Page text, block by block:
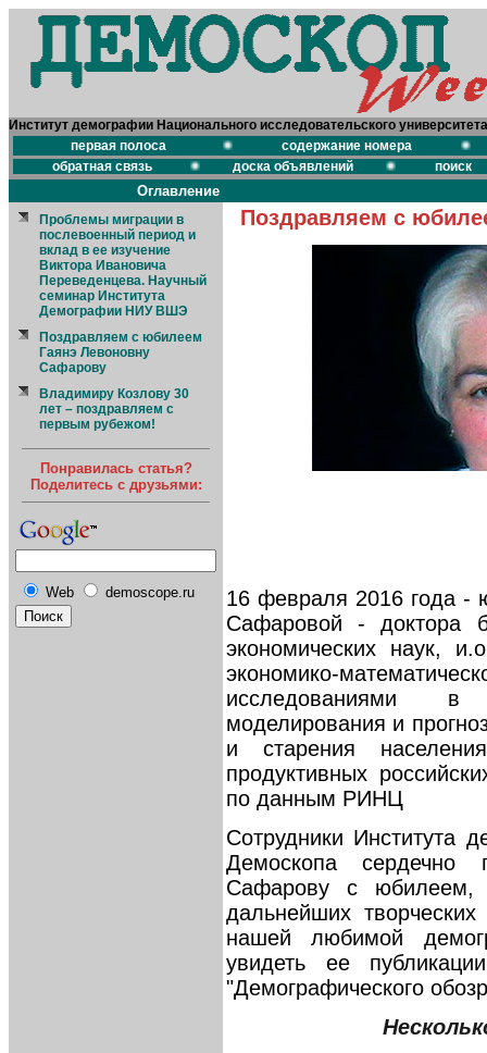
Институт демографии Национального исследовательского
первая полоса
содержание номера
обратная связь
доска объявлений поиск
Оглавление
Проблемы миграции в
послевоенный период и
вклад в ее изучение
Виктора Ивановича
Переведенцева. Научный
семинар Института
Демографии НИУ ВШЭ
Поздравляем с юбилеем
Гаянэ Левоновну
Сафарову
Владимиру Козлову 30
лет – поздравляем с
первым рубежом!
Понравилась статья?
Поделитесь с друзьями:
Web demoscope.ru
Поздравляем с
16 февраля 2016 года -
Сафаровой - доктора
экономических наук,
экономико-
исследованиями в
моделирования и
и старения
продуктивных
по данным РИНЦ
Сотрудники
Демоскопа сердечно
Сафарову с юбилеем,
дальнейших
нашей любимой
увидеть ее
"Демографического